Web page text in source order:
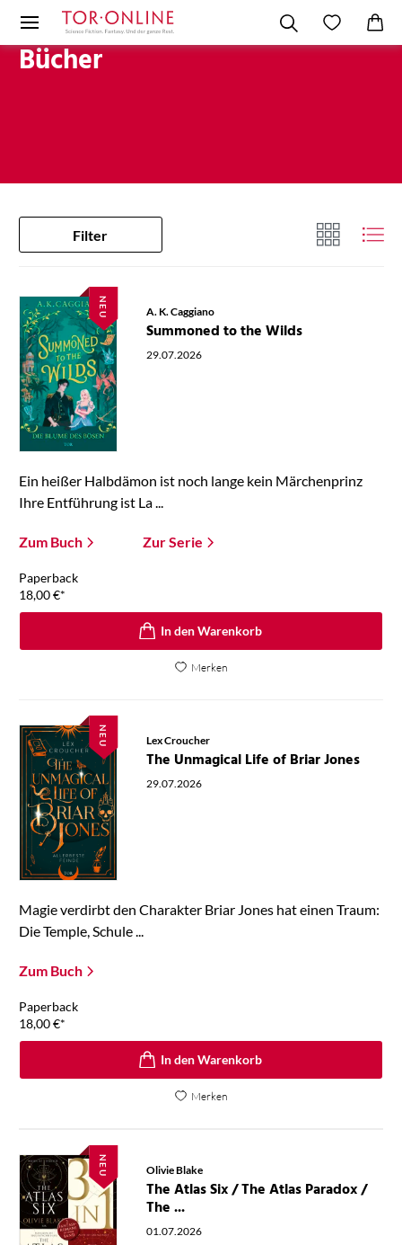
Bücher
Filter
NEU A. K. Caggiano
Summoned to the Wilds
29.07.2026
Ein heißer Halbdämon ist noch lange kein Märchenprinz
Ihre Entführung ist La ...
Zum Buch Zur Serie
Paperback
18,00€*
In den Warenkorb
Merken
NEU Lex Croucher
The Unmagical Life of Briar Jones
29.07.2026
Magie verdirbt den Charakter Briar Jones hat einen Traum:
Die Temple, Schule ...
Zum Buch
Paperback
18,00€*
In den Warenkorb
Merken
NEU Olivie Blake
The Atlas Six / The Atlas Paradox /
The ...
01.07.2026